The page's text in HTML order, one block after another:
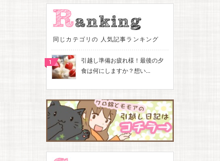
同じカテゴリの 人気記事ランキング
引越し準備お疲れ様！最後の夕
食は何にしますか？想い...